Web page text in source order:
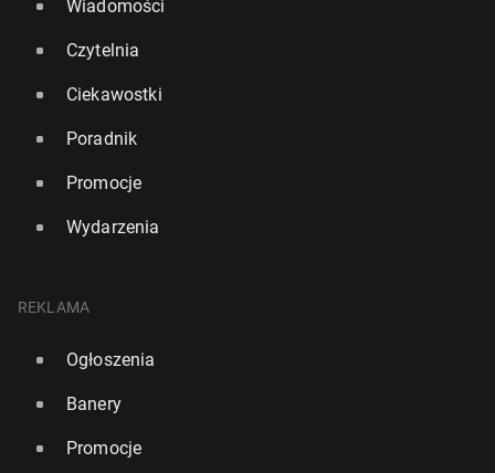
Wiadomości
Czytelnia
Ciekawostki
Poradnik
Promocje
Wydarzenia
REKLAMA
Ogłoszenia
Banery
Promocje